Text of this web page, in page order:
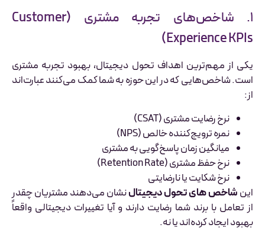
۱. شاخص‌های تجربه مشتری (Customer
Experience KPIs)
یکی از مهم‌ترین اهداف تحول دیجیتال، بهبود تجربه مشتری
است. شاخص‌هایی که در این حوزه به شما کمک می‌کنند عبارت‌اند
از:
نرخ رضایت مشتری (CSAT)
نمره ترویج‌کننده خالص (NPS)
میانگین زمان پاسخ‌گویی به مشتری
نرخ حفظ مشتری (Retention Rate)
نرخ شکایت یا نارضایتی
اینشاخص های تحول دیجیتالنشان می‌دهند مشتریان چقدر
از تعامل با برند شما رضایت دارند و آیا تغییرات دیجیتالی واقعاً
بهبود ایجاد کرده‌اند یا نه.